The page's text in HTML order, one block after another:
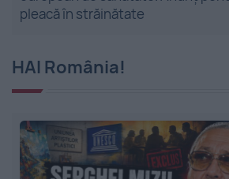
pleacă în străinătate
HAI România!